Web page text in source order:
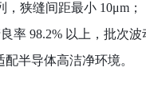
，狭缝间距最小 10μm ；
率 98.2% 以上，批次波
半导体高洁净环境。